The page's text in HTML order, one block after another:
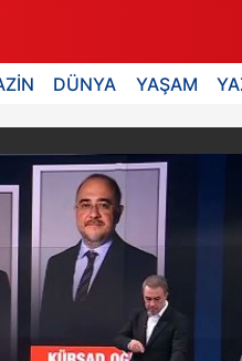
DÜNYA YAŞAM